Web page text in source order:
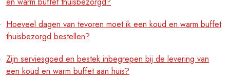
Hoeveel dagen van tevoren moet ik een koud en warm buffet
thuisbezorgd bestellen?
Zijn serviesgoed en bestek inbegrepen bij de levering van
een koud en warm buffet aan huis?